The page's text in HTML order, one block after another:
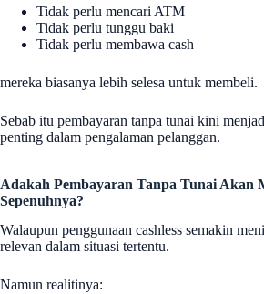
Tidak perlu mencari ATM
Tidak perlu tunggu baki
Tidak perlu membawa cash
mereka biasanya lebih selesa untuk membeli.
Sebab itu pembayaran tanpa tunai kini
penting dalam pengalaman pelanggan.
Adakah Pembayaran Tanpa Tunai Akan
Sepenuhnya?
Walaupun penggunaan cashless semakin
relevan dalam situasi tertentu.
Namun realitinya: